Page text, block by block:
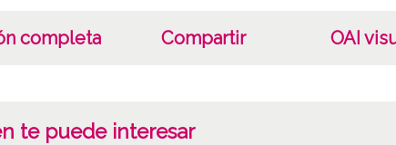
completa Compartir OAI
te puede interesar